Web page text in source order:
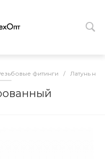
фитинги / Латунь